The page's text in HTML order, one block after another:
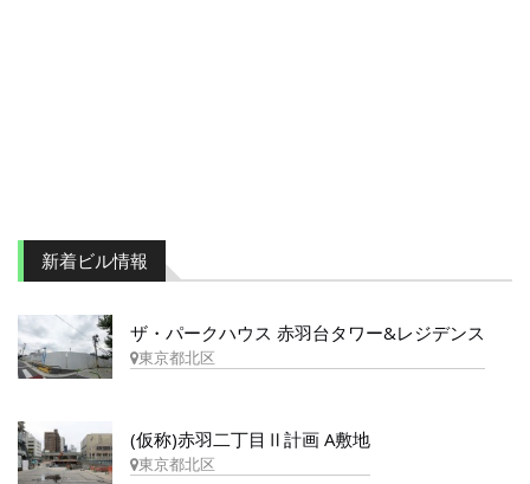
新着ビル情報
ザ・パークハウス 赤羽台タワー&レジデンス
東京都北区
(仮称)赤羽二丁目Ⅱ計画 A敷地
東京都北区